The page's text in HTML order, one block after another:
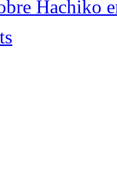
Hachiko